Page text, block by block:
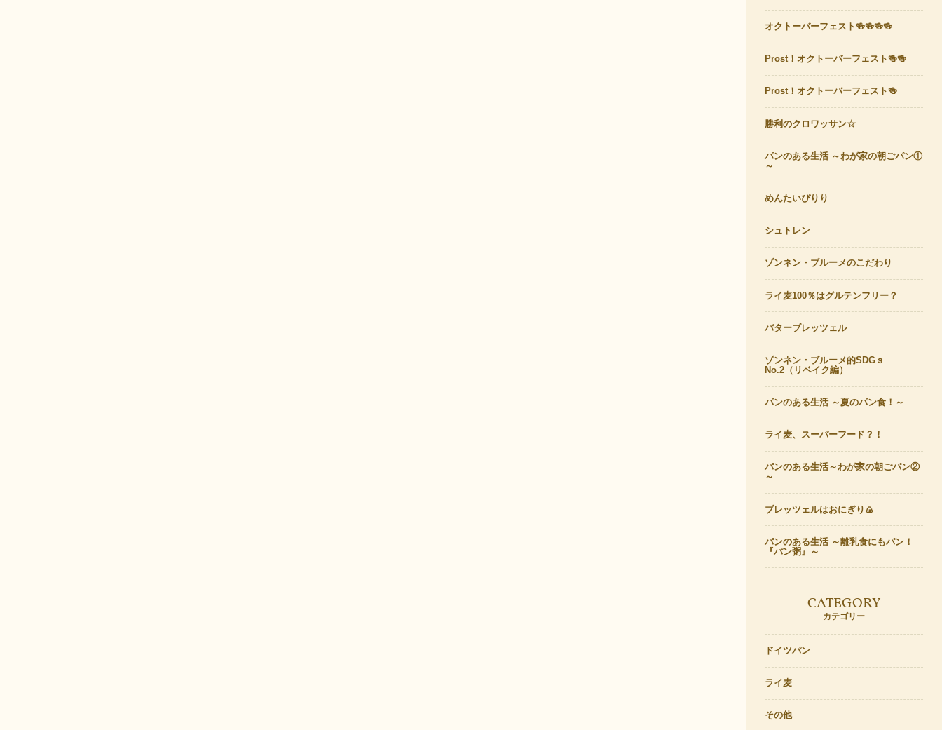
オクトーバーフェスト🍻🍻🍻🍻
Prost！オクトーバーフェスト🍻🍻
Prost！オクトーバーフェスト🍻
勝利のクロワッサン☆
パンのある生活 ～わが家の朝ごパン①
～
めんたいぴりり
シュトレン
ゾンネン・ブルーメのこだわり
ライ麦100％はグルテンフリー？
バターブレッツェル
ゾンネン・ブルーメ的SDGｓ
No.2（リベイク編）
パンのある生活 ～夏のパン食！～
ライ麦、スーパーフード？！
パンのある生活～わが家の朝ごパン②
～
ブレッツェルはおにぎり🍙
パンのある生活 ～離乳食にもパン！
『パン粥』～
CATEGORY
カテゴリー
ドイツパン
ライ麦
その他